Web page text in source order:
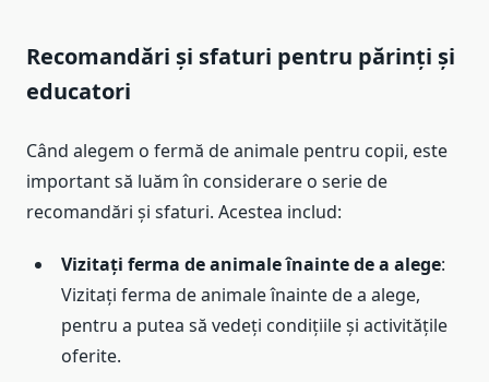
Recomandări și sfaturi pentru părinți și
educatori
Când alegem o fermă de animale pentru copii, este
important să luăm în considerare o serie de
recomandări și sfaturi. Acestea includ:
Vizitați ferma de animale înainte de a alege:
Vizitați ferma de animale înainte de a alege,
pentru a putea să vedeți condițiile și activitățile
oferite.